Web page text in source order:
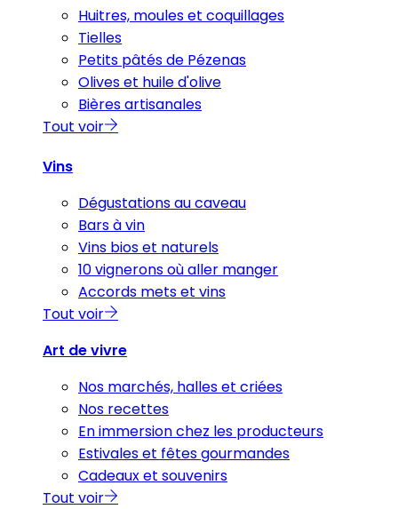
Huitres, moules et coquillages
Tielles
Petits pâtés de Pézenas
Olives et huile d'olive
Bières artisanales
Tout voir
Vins
Dégustations au caveau
Bars à vin
Vins bios et naturels
10 vignerons où aller manger
Accords mets et vins
Tout voir
Art de vivre
Nos marchés, halles et criées
Nos recettes
En immersion chez les producteurs
Estivales et fêtes gourmandes
Cadeaux et souvenirs
Tout voir